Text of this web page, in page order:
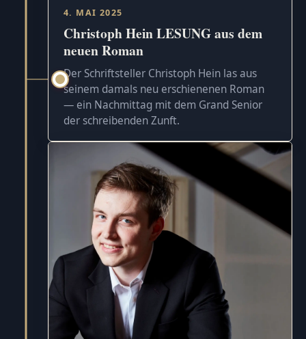
4. MAI 2025
Christoph Hein LESUNG aus dem
neuen Roman
Der Schriftsteller Christoph Hein las aus
seinem damals neu erschienenen Roman
— ein Nachmittag mit dem Grand Senior
der schreibenden Zunft.